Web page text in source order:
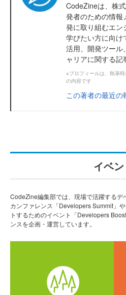
CodeZineは、株
発者のための情報
発に取り組むエン
学びたい方に向け
活用、開発ツール
ャリアに関する記
※プロフィールは、執筆
の内容です
この著者の最近の
イベン
CodeZine編集部では、現場で活躍する
カンファレンス「Developers Summit」
トするためのイベント「Developers
ンスを企画・運営しています。